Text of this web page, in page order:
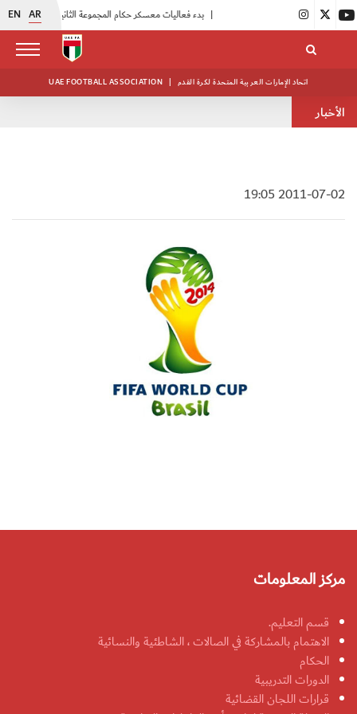
EN AR
UAE FOOTBALL ASSOCIATION | اتحاد الإمارات العربية المتحدة لكرة القدم
الأخبار
2011-07-02 19:05
مركز المعلومات
قسم التعليم.
الاهتمام بالمشاركة في الصالات ، الشاطئية والنسائية
الحكام
الدورات التدريبية
قرارات اللجان القضائية